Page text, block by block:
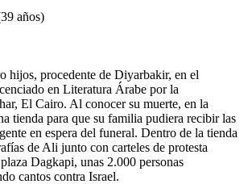
años)
hijos, procedente de Diyarbakir, en el
en Literatura Árabe por la
El Cairo. Al conocer su muerte, en la
tienda para que su familia pudiera recibir las
en espera del funeral. Dentro de la tienda
de Ali junto con carteles de protesta
Dagkapi, unas 2.000 personas
cantos contra Israel.